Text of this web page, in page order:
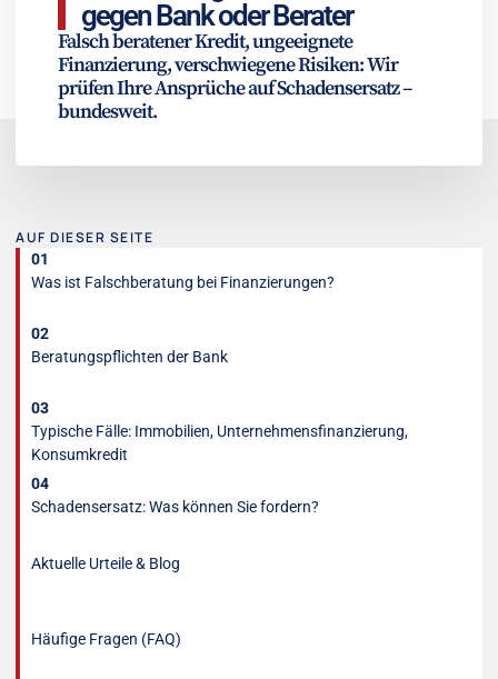
gegen Bank oder Berater
Falsch beratener Kredit, ungeeignete
Finanzierung, verschwiegene Risiken: Wir
prüfen Ihre Ansprüche auf Schadensersatz –
bundesweit.
AUF DIESER SEITE
01
Was ist Falschberatung bei Finanzierungen?
02
Beratungspflichten der Bank
03
Typische Fälle: Immobilien, Unternehmensfinanzierung,
Konsumkredit
04
Schadensersatz: Was können Sie fordern?
Aktuelle Urteile & Blog
Häufige Fragen (FAQ)